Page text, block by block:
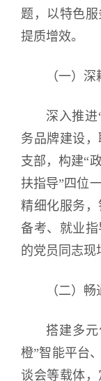
题，以特色
提质增效。
（一）
深入推
务品牌建设
支部，构建“
扶指导”四位
精细化服务
备考、就业
的党员同志现
（二）
搭建多
橙”智能平台
谈会等载体